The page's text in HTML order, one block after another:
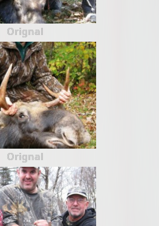
Orignal
Orignal